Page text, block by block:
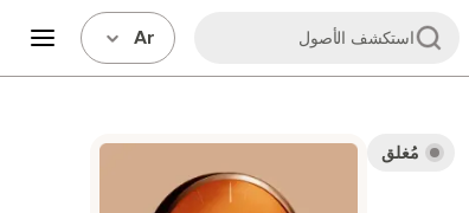
استكشف الأصول Ar
مُغلق